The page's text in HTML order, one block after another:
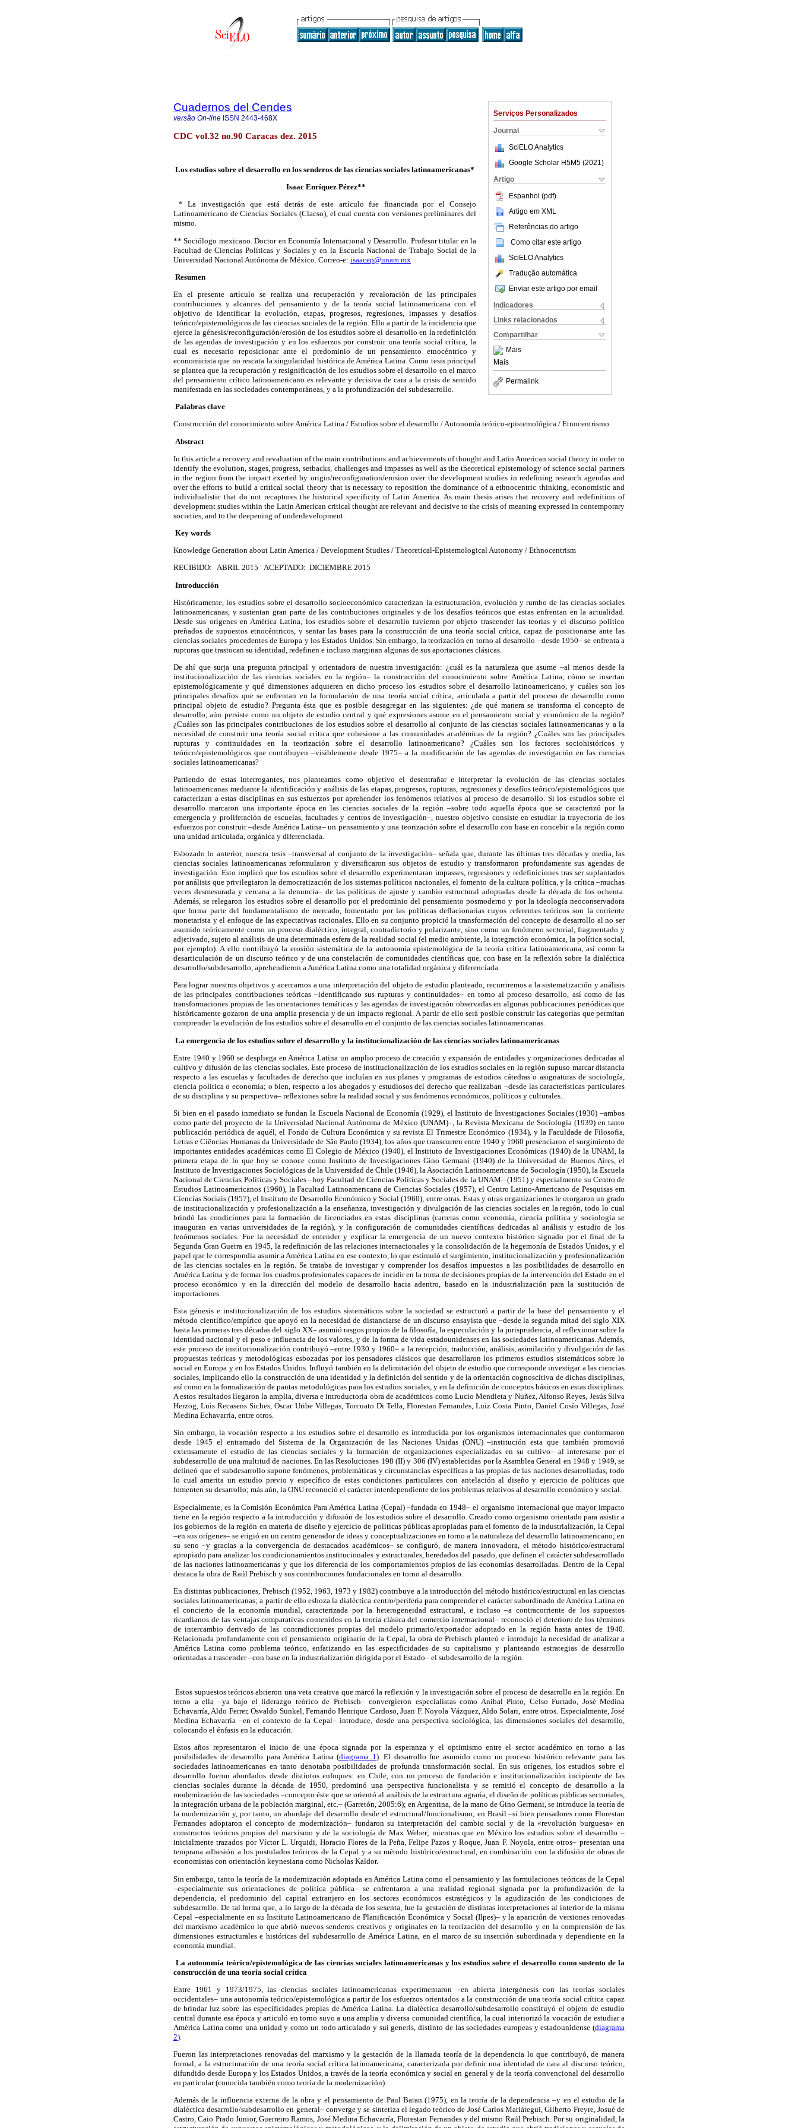
Serviços Personalizados
Journal
SciELO Analytics
Google Scholar H5M5 (2021 )
Artigo
Espanhol (pdf)
Artigo em XML
Referências do artigo
Como citar este artigo
SciELO Analytics
Tradução automática
Enviar este artigo por email
Indicadores
Links relacionados
Compartilhar
Mais
Mais
Permalink
Cuadernos del Cendes
versão On-line ISSN 2443-468X
CDC vol.32 no.90 Caracas dez. 2015
Los estudios sobre el desarrollo en los senderos de las ciencias sociales latinoamericanas*
Isaac Enríquez Pérez**
* La investigación que está detrás de este artículo fue financiada por el Consejo
Latinoamericano de Ciencias Sociales (Clacso), el cual cuenta con versiones preliminares del
mismo.
** Sociólogo mexicano. Doctor en Economía Internacional y Desarrollo. Profesor titular en la
Facultad de Ciencias Políticas y Sociales y en la Escuela Nacional de Trabajo Social de la
Universidad Nacional Autónoma de México. Correo-e: isaacep@unam.mx
Resumen
En el presente artículo se realiza una recuperación y revaloración de las principales
contribuciones y alcances del pensamiento y de la teoría social latinoamericana con el
objetivo de identificar la evolución, etapas, progresos, regresiones, impasses y desafíos
teórico/epistemológicos de las ciencias sociales de la región. Ello a partir de la incidencia que
ejerce la génesis/reconfiguración/erosión de los estudios sobre el desarrollo en la redefinición
de las agendas de investigación y en los esfuerzos por construir una teoría social crítica, la
cual es necesario reposicionar ante el predominio de un pensamiento etnocéntrico y
economicista que no rescata la singularidad histórica de América Latina. Como tesis principal
se plantea que la recuperación y resignificación de los estudios sobre el desarrollo en el marco
del pensamiento crítico latinoamericano es relevante y decisiva de cara a la crisis de sentido
manifestada en las sociedades contemporáneas, y a la profundización del subdesarrollo.
Palabras clave
Construcción del conocimiento sobre América Latina / Estudios sobre el desarrollo / Autonomía teórico-epistemológica / Etnocentrismo
Abstract
In this article a recovery and revaluation of the main contributions and achievements of thought and Latin American social theory in order to
identify the evolution, stages, progress, setbacks, challenges and impasses as well as the theoretical epistemology of science social partners
in the region from the impact exerted by origin/reconfiguration/erosion over the development studies in redefining research agendas and
over the efforts to build a critical social theory that is necessary to reposition the dominance of a ethnocentric thinking, economistic and
individualistic that do not recaptures the historical specificity of Latin America. As main thesis arises that recovery and redefinition of
development studies within the Latin American critical thought are relevant and decisive to the crisis of meaning expressed in contemporary
societies, and to the deepening of underdevelopment.
Key words
Knowledge Generation about Latin America / Development Studies / Theoretical-Epistemological Autonomy / Ethnocentrism
RECIBIDO: ABRIL 2015 ACEPTADO: DICIEMBRE 2015
Introducción
Históricamente, los estudios sobre el desarrollo socioeconómico caracterizan la estructuración, evolución y rumbo de las ciencias sociales
latinoamericanas, y sustentan gran parte de las contribuciones originales y de los desafíos teóricos que estas enfrentan en la actualidad.
Desde sus orígenes en América Latina, los estudios sobre el desarrollo tuvieron por objeto trascender las teorías y el discurso político
preñados de supuestos etnocéntricos, y sentar las bases para la construcción de una teoría social crítica, capaz de posicionarse ante las
ciencias sociales procedentes de Europa y los Estados Unidos. Sin embargo, la teorización en torno al desarrollo –desde 1950– se enfrenta a
rupturas que trastocan su identidad, redefinen e incluso marginan algunas de sus aportaciones clásicas.
De ahí que surja una pregunta principal y orientadora de nuestra investigación: ¿cuál es la naturaleza que asume –al menos desde la
institucionalización de las ciencias sociales en la región– la construcción del conocimiento sobre América Latina, cómo se insertan
epistemológicamente y qué dimensiones adquieren en dicho proceso los estudios sobre el desarrollo latinoamericano, y cuáles son los
principales desafíos que se enfrentan en la formulación de una teoría social crítica, articulada a partir del proceso de desarrollo como
principal objeto de estudio? Pregunta ésta que es posible desagregar en las siguientes: ¿de qué manera se transforma el concepto de
desarrollo, aún persiste como un objeto de estudio central y qué expresiones asume en el pensamiento social y económico de la región?
¿Cuáles son las principales contribuciones de los estudios sobre el desarrollo al conjunto de las ciencias sociales latinoamericanas y a la
necesidad de construir una teoría social crítica que cohesione a las comunidades académicas de la región? ¿Cuáles son las principales
rupturas y continuidades en la teorización sobre el desarrollo latinoamericano? ¿Cuáles son los factores sociohistóricos y
teórico/epistemológicos que contribuyen –visiblemente desde 1975– a la modificación de las agendas de investigación en las ciencias
sociales latinoamericanas?
Partiendo de estas interrogantes, nos planteamos como objetivo el desentrañar e interpretar la evolución de las ciencias sociales
latinoamericanas mediante la identificación y análisis de las etapas, progresos, rupturas, regresiones y desafíos teórico/epistemológicos que
caracterizan a estas disciplinas en sus esfuerzos por aprehender los fenómenos relativos al proceso de desarrollo. Si los estudios sobre el
desarrollo marcaron una importante época en las ciencias sociales de la región –sobre todo aquella época que se caracterizó por la
emergencia y proliferación de escuelas, facultades y centros de investigación–, nuestro objetivo consiste en estudiar la trayectoria de los
esfuerzos por construir –desde América Latina– un pensamiento y una teorización sobre el desarrollo con base en concebir a la región como
una unidad articulada, orgánica y diferenciada.
Esbozado lo anterior, nuestra tesis –transversal al conjunto de la investigación– señala que, durante las últimas tres décadas y media, las
ciencias sociales latinoamericanas reformularon y diversificaron sus objetos de estudio y transformaron profundamente sus agendas de
investigación. Esto implicó que los estudios sobre el desarrollo experimentaran impasses, regresiones y redefiniciones tras ser suplantados
por análisis que privilegiaron la democratización de los sistemas políticos nacionales, el fomento de la cultura política, y la crítica –muchas
veces desmesurada y cercana a la denuncia– de las políticas de ajuste y cambio estructural adoptadas desde la década de los ochenta.
Además, se relegaron los estudios sobre el desarrollo por el predominio del pensamiento posmoderno y por la ideología neoconservadora
que forma parte del fundamentalismo de mercado, fomentado por las políticas deflacionarias cuyos referentes teóricos son la corriente
monetarista y el enfoque de las expectativas racionales. Ello en su conjunto propició la transformación del concepto de desarrollo al no ser
asumido teóricamente como un proceso dialéctico, integral, contradictorio y polarizante, sino como un fenómeno sectorial, fragmentado y
adjetivado, sujeto al análisis de una determinada esfera de la realidad social (el medio ambiente, la integración económica, la política social,
por ejemplo). A ello contribuyó la erosión sistemática de la autonomía epistemológica de la teoría crítica latinoamericana, así como la
desarticulación de un discurso teórico y de una constelación de comunidades científicas que, con base en la reflexión sobre la dialéctica
desarrollo/subdesarrollo, aprehendieron a América Latina como una totalidad orgánica y diferenciada.
Para lograr nuestros objetivos y acercarnos a una interpretación del objeto de estudio planteado, recurriremos a la sistematización y análisis
de las principales contribuciones teóricas –identificando sus rupturas y continuidades– en torno al proceso desarrollo, así como de las
transformaciones propias de las orientaciones temáticas y las agendas de investigación observadas en algunas publicaciones periódicas que
históricamente gozaron de una amplia presencia y de un impacto regional. A partir de ello será posible construir las categorías que permitan
comprender la evolución de los estudios sobre el desarrollo en el conjunto de las ciencias sociales latinoamericanas.
La emergencia de los estudios sobre el desarrollo y la institucionalización de las ciencias sociales latinoamericanas
Entre 1940 y 1960 se despliega en América Latina un amplio proceso de creación y expansión de entidades y organizaciones dedicadas al
cultivo y difusión de las ciencias sociales. Este proceso de institucionalización de los estudios sociales en la región supuso marcar distancia
respecto a las escuelas y facultades de derecho que incluían en sus planes y programas de estudios cátedras o asignaturas de sociología,
ciencia política o economía; o bien, respecto a los abogados y estudiosos del derecho que realizaban –desde las características particulares
de su disciplina y su perspectiva– reflexiones sobre la realidad social y sus fenómenos económicos, políticos y culturales.
Si bien en el pasado inmediato se fundan la Escuela Nacional de Economía (1929), el Instituto de Investigaciones Sociales (1930) –ambos
como parte del proyecto de la Universidad Nacional Autónoma de México (UNAM)–, la Revista Mexicana de Sociología (1939) en tanto
publicación periódica de aquél, el Fondo de Cultura Económica y su revista El Trimestre Económico (1934), y la Faculdade de Filosofia,
Letras e Ciências Humanas da Universidade de São Paulo (1934), los años que transcurren entre 1940 y 1960 presenciaron el surgimiento de
importantes entidades académicas como El Colegio de México (1940), el Instituto de Investigaciones Económicas (1940) de la UNAM, la
primera etapa de lo que hoy se conoce como Instituto de Investigaciones Gino Germani (1940) de la Universidad de Buenos Aires, el
Instituto de Investigaciones Sociológicas de la Universidad de Chile (1946), la Asociación Latinoamericana de Sociología (1950), la Escuela
Nacional de Ciencias Políticas y Sociales –hoy Facultad de Ciencias Políticas y Sociales de la UNAM– (1951) y especialmente su Centro de
Estudios Latinoamericanos (1960), la Facultad Latinoamericana de Ciencias Sociales (1957), el Centro Latino-Americano de Pesquisas em
Ciencias Sociais (1957), el Instituto de Desarrollo Económico y Social (1960), entre otras. Estas y otras organizaciones le otorgaron un grado
de institucionalización y profesionalización a la enseñanza, investigación y divulgación de las ciencias sociales en la región, todo lo cual
brindó las condiciones para la formación de licenciados en estas disciplinas (carreras como economía, ciencia política y sociología se
inauguran en varias universidades de la región), y la configuración de comunidades científicas dedicadas al análisis y estudio de los
fenómenos sociales. Fue la necesidad de entender y explicar la emergencia de un nuevo contexto histórico signado por el final de la
Segunda Gran Guerra en 1945, la redefinición de las relaciones internacionales y la consolidación de la hegemonía de Estados Unidos, y el
papel que le correspondía asumir a América Latina en ese contexto, lo que estimuló el surgimiento, institucionalización y profesionalización
de las ciencias sociales en la región. Se trataba de investigar y comprender los desafíos impuestos a las posibilidades de desarrollo en
América Latina y de formar los cuadros profesionales capaces de incidir en la toma de decisiones propias de la intervención del Estado en el
proceso económico y en la dirección del modelo de desarrollo hacia adentro, basado en la industrialización para la sustitución de
importaciones.
Esta génesis e institucionalización de los estudios sistemáticos sobre la sociedad se estructuró a partir de la base del pensamiento y el
método científico/empírico que apoyó en la necesidad de distanciarse de un discurso ensayista que –desde la segunda mitad del siglo XIX
hasta las primeras tres décadas del siglo XX– asumió rasgos propios de la filosofía, la especulación y la jurisprudencia, al reflexionar sobre la
identidad nacional y el peso e influencia de los valores, y de la forma de vida estadounidenses en las sociedades latinoamericanas. Además,
este proceso de institucionalización contribuyó –entre 1930 y 1960– a la recepción, traducción, análisis, asimilación y divulgación de las
propuestas teóricas y metodológicas esbozadas por los pensadores clásicos que desarrollaron los primeros estudios sistemáticos sobre lo
social en Europa y en los Estados Unidos. Influyó también en la delimitación del objeto de estudio que corresponde investigar a las ciencias
sociales, implicando ello la construcción de una identidad y la definición del sentido y de la orientación cognoscitiva de dichas disciplinas,
así como en la formalización de pautas metodológicas para los estudios sociales, y en la definición de conceptos básicos en estas disciplinas.
A estos resultados llegaron la amplia, diversa e introductoria obra de académicos como Lucio Mendieta y Nuñez, Alfonso Reyes, Jesús Silva
Herzog, Luis Recasens Siches, Oscar Uribe Villegas, Torcuato Di Tella, Florestan Fernandes, Luiz Costa Pinto, Daniel Cosío Villegas, José
Medina Echavarría, entre otros.
Sin embargo, la vocación respecto a los estudios sobre el desarrollo es introducida por los organismos internacionales que conformaron
desde 1945 el entramado del Sistema de la Organización de las Naciones Unidas (ONU) –institución esta que también promovió
extensamente el estudio de las ciencias sociales y la formación de organizaciones especializadas en su cultivo– al interesarse por el
subdesarrollo de una multitud de naciones. En las Resoluciones 198 (II) y 306 (IV) establecidas por la Asamblea General en 1948 y 1949, se
delineó que el subdesarrollo supone fenómenos, problemáticas y circunstancias específicas a las propias de las naciones desarrolladas, todo
lo cual amerita un estudio previo y específico de estas condiciones particulares con antelación al diseño y ejercicio de políticas que
fomenten su desarrollo; más aún, la ONU reconoció el carácter interdependiente de los problemas relativos al desarrollo económico y social.
Especialmente, es la Comisión Económica Para América Latina (Cepal) –fundada en 1948– el organismo internacional que mayor impacto
tiene en la región respecto a la introducción y difusión de los estudios sobre el desarrollo. Creado como organismo orientado para asistir a
los gobiernos de la región en materia de diseño y ejercicio de políticas públicas apropiadas para el fomento de la industrialización, la Cepal
–en sus orígenes– se erigió en un centro generador de ideas y conceptualizaciones en torno a la naturaleza del desarrollo latinoamericano; en
su seno –y gracias a la convergencia de destacados académicos– se configuró, de manera innovadora, el método histórico/estructural
apropiado para analizar los condicionamientos institucionales y estructurales, heredados del pasado, que definen el carácter subdesarrollado
de las naciones latinoamericanas y que los diferencia de los comportamientos propios de las economías desarrolladas. Dentro de la Cepal
destaca la obra de Raúl Prebisch y sus contribuciones fundacionales en torno al desarrollo.
En distintas publicaciones, Prebisch (1952, 1963, 1973 y 1982) contribuye a la introducción del método histórico/estructural en las ciencias
sociales latinoamericanas; a partir de ello esboza la dialéctica centro/periferia para comprender el carácter subordinado de América Latina en
el concierto de la economía mundial, caracterizada por la heterogeneidad estructural, e incluso –a contracorriente de los supuestos
ricardianos de las ventajas comparativas contenidos en la teoría clásica del comercio internacional– reconoció el deterioro de los términos
de intercambio derivado de las contradicciones propias del modelo primario/exportador adoptado en la región hasta antes de 1940.
Relacionada profundamente con el pensamiento originario de la Cepal, la obra de Prebisch planteó e introdujo la necesidad de analizar a
América Latina como problema teórico, enfatizando en las especificidades de su capitalismo y planteando estrategias de desarrollo
orientadas a trascender –con base en la industrialización dirigida por el Estado– el subdesarrollo de la región.
Estos supuestos teóricos abrieron una veta creativa que marcó la reflexión y la investigación sobre el proceso de desarrollo en la región. En
torno a ella –ya bajo el liderazgo teórico de Prebisch– convergieron especialistas como Aníbal Pinto, Celso Furtado, José Medina
Echavarría, Aldo Ferrer, Osvaldo Sunkel, Fernando Henrique Cardoso, Juan F. Noyola Vázquez, Aldo Solari, entre otros. Especialmente, José
Medina Echavarría –en el contexto de la Cepal– introduce, desde una perspectiva sociológica, las dimensiones sociales del desarrollo,
colocando el énfasis en la educación.
Estos años representaron el inicio de una época signada por la esperanza y el optimismo entre el sector académico en torno a las
posibilidades de desarrollo para América Latina (diagrama 1). El desarrollo fue asumido como un proceso histórico relevante para las
sociedades latinoamericanas en tanto denotaba posibilidades de profunda transformación social. En sus orígenes, los estudios sobre el
desarrollo fueron abordados desde distintos enfoques: en Chile, con un proceso de fundación e institucionalización incipiente de las
ciencias sociales durante la década de 1950, predominó una perspectiva funcionalista y se remitió el concepto de desarrollo a la
modernización de las sociedades –concepto éste que se orientó al análisis de la estructura agraria, el diseño de políticas públicas sectoriales,
la integración urbana de la población marginal, etc.– (Garretón, 2005:6); en Argentina, de la mano de Gino Germani, se introduce la teoría de
la modernización y, por tanto, un abordaje del desarrollo desde el estructural/funcionalismo; en Brasil –si bien pensadores como Florestan
Fernandes adoptaron el concepto de modernización– fundaron su interpretación del cambio social y de la «revolución burguesa» en
constructos teóricos propios del marxismo y de la sociología de Max Weber; mientras que en México los estudios sobre el desarrollo –
inicialmente trazados por Víctor L. Urquidi, Horacio Flores de la Peña, Felipe Pazos y Roque, Juan F. Noyola, entre otros– presentan una
temprana adhesión a los postulados teóricos de la Cepal y a su método histórico/estructural, en combinación con la difusión de obras de
economistas con orientación keynesiana como Nicholas Kaldor.
Sin embargo, tanto la teoría de la modernización adoptada en América Latina como el pensamiento y las formulaciones teóricas de la Cepal
–especialmente sus orientaciones de política pública– se enfrentaron a una realidad regional signada por la profundización de la
dependencia, el predominio del capital extranjero en los sectores económicos estratégicos y la agudización de las condiciones de
subdesarrollo. De tal forma que, a lo largo de la década de los sesenta, fue la gestación de distintas interpretaciones al interior de la misma
Cepal –especialmente en su Instituto Latinoamericano de Planificación Económica y Social (Ilpes)– y la aparición de versiones renovadas
del marxismo académico lo que abrió nuevos senderos creativos y originales en la teorización del desarrollo y en la comprensión de las
dimensiones estructurales e históricas del subdesarrollo de América Latina, en el marco de su inserción subordinada y dependiente en la
economía mundial.
La autonomía teórico/epistemológica de las ciencias sociales latinoamericanas y los estudios sobre el desarrollo como sustento de la
construcción de una teoría social crítica
Entre 1961 y 1973/1975, las ciencias sociales latinoamericanas experimentaron –en abierta intergénesis con las teorías sociales
occidentales– una autonomía teórico/epistemológica a partir de los esfuerzos orientados a la construcción de una teoría social crítica capaz
de brindar luz sobre las especificidades propias de América Latina. La dialéctica desarrollo/subdesarrollo constituyó el objeto de estudio
central durante esa época y articuló en torno suyo a una amplia y diversa comunidad científica, la cual interiorizó la vocación de estudiar a
América Latina como una unidad y como un todo articulado y sui generis, distinto de las sociedades europeas y estadounidense (diagrama
2).
Fueron las interpretaciones renovadas del marxismo y la gestación de la llamada teoría de la dependencia lo que contribuyó, de manera
formal, a la estructuración de una teoría social crítica latinoamericana, caracterizada por definir una identidad de cara al discurso teórico,
difundido desde Europa y los Estados Unidos, a través de la teoría económica y social en general y de la teoría convencional del desarrollo
en particular (conocida también como teoría de la modernización).
Además de la influencia externa de la obra y el pensamiento de Paul Baran (1975), en la teoría de la dependencia –y en el estudio de la
dialéctica desarrollo/subdesarrollo en general– converge y se sintetiza el legado teórico de José Carlos Mariátegui, Gilberto Freyre, Josué de
Castro, Caio Prado Junior, Guerreiro Ramos, José Medina Echavarría, Florestan Fernandes y del mismo Raúl Prebisch. Por su originalidad, la